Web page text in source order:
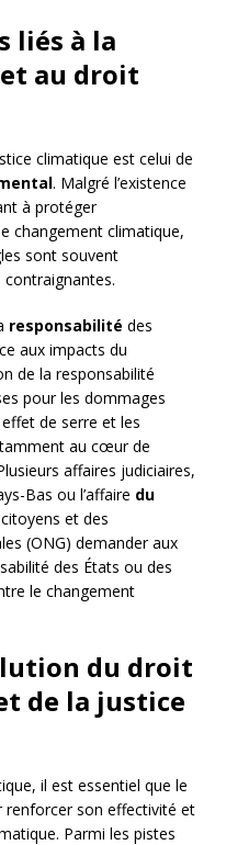
liés à la
au droit
climatique est celui de
. Malgré l’existence
à protéger
changement climatique,
sont souvent
responsabilité des
aux impacts du
de la responsabilité
pour les dommages
de serre et les
au cœur de
affaires judiciaires,
Bas ou l’affaire du
et des
(ONG) demander aux
des États ou des
le changement
du droit
de la justice
il est essentiel que le
son effectivité et
Parmi les pistes